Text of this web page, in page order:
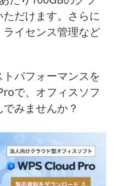
だけます。さらに
イセンス管理など
パフォーマンスを
で、オフィスソフ
みませんか？